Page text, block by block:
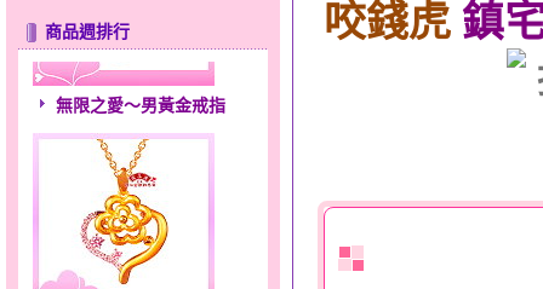
商品週排行
無限之愛～男黃金戒指
咬錢虎鎮